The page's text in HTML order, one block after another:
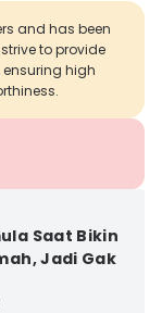
and has been
to provide
high
Saat Bikin
Jadi Gak